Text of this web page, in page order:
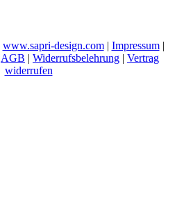
www.sapri-design.com| Impressum|
AGB | Widerrufsbelehrung | Vertrag
widerrufen